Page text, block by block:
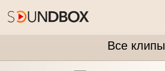
Все клипы